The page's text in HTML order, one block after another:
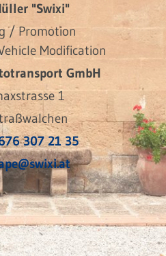
"Swixi"
/ Promotion
Modification
GmbH
1
307 21 35